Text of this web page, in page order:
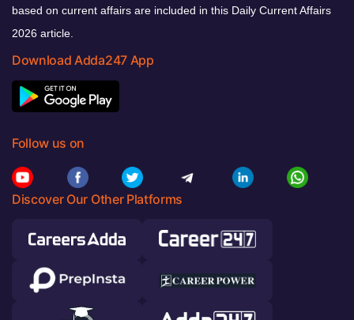
based on current affairs are included in this Daily Current Affairs
2026 article.
Download Adda247 App
Follow us on
Discover Our Other Platforms